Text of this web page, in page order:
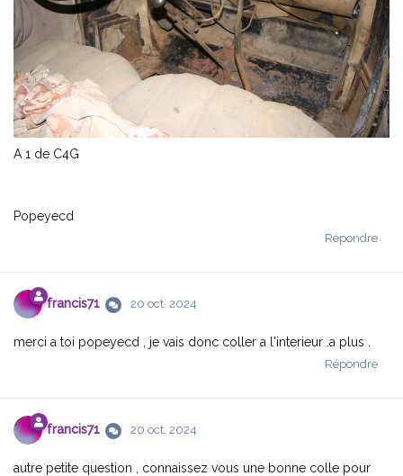
A 1 de C4G
Popeyecd
Répondre
francis71 20 oct. 2024
merci a toi popeyecd , je vais donc coller a l'interieur .a plus .
Répondre
francis71 20 oct. 2024
autre petite question , connaissez vous une bonne colle pour